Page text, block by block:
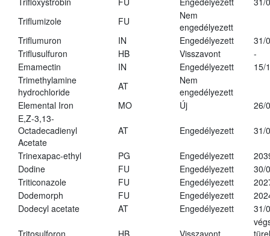
Triflumizole
FU
Nem
engedélyezett
Triflumuron
IN Engedélyezett
31/
Triflusulfuron
HB Visszavont
-
Emamectin
IN Engedélyezett
15/
Trimethylamine
hydrochloride
AT
Nem
engedélyezett
Elemental Iron
MO Új
26/
E,Z-3,13-
Octadecadienyl
Acetate
AT Engedélyezett 31/
Trinexapac-ethyl PG Engedélyezett
Dodine
FU Engedélyezett
30/
Triticonazole
FU Engedélyezett
Dodemorph
FU Engedélyezett
Dodecyl acetate
AT Engedélyezett 31/